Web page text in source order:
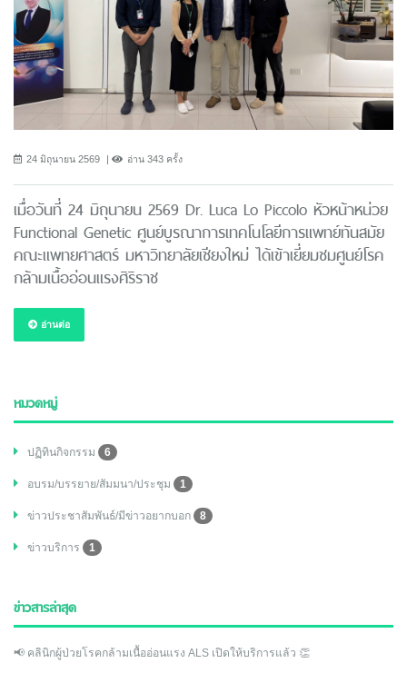
24 มิถุนายน 2569 อ่าน 343 ครั้ง
เมื่อวันที่ 24 มิถุนายน 2569 Dr. Luca Lo Piccolo หัวหน้าหน่วย
Functional Genetic ศูนย์บูรณาการเทคโนโลยีการแพทย์ทันสมัย
คณะแพทยศาสตร์ มหาวิทยาลัยเชียงใหม่ ได้เข้าเยี่ยมชมศูนย์โรค
กล้ามเนื้ออ่อนแรงศิริราช
อ่านต่อ
หมวดหมู่
ปฏิทินกิจกรรม 6
อบรม/บรรยาย/สัมมนา/ประชุม 1
ข่าวประชาสัมพันธ์/มีข่าวอยากบอก 8
ข่าวบริการ 1
ข่าวสารล่าสุด
📢 คลินิกผู้ป่วยโรคกล้ามเนื้ออ่อนแรง ALS เปิดให้บริการแล้ว 👏